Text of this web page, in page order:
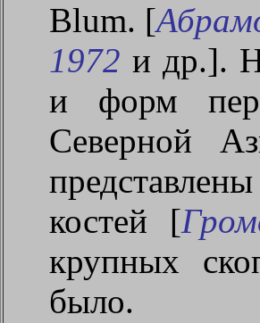
Blum. [
1972 и др.].
и форм
Северной
костей [
крупных
было.